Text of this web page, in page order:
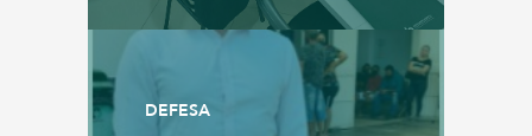
DEFESA